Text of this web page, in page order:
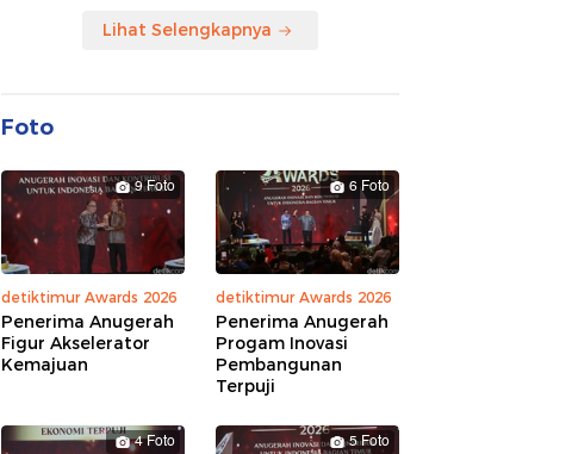
Lihat Selengkapnya
Foto
9 Foto
detiktimur Awards 2026
Penerima Anugerah
Figur Akselerator
Kemajuan
6 Foto
detiktimur Awards 2026
Penerima Anugerah
Progam Inovasi
Pembangunan
Terpuji
4 Foto 5 Foto